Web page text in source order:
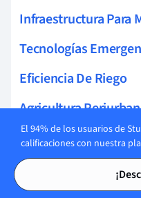
Infraestructura Para
Tecnologías
Eficiencia De Riego
Agricultura
Sistemas
Ecosistema Agrícola
El 94% de los usuarios de
calificaciones con nuestra